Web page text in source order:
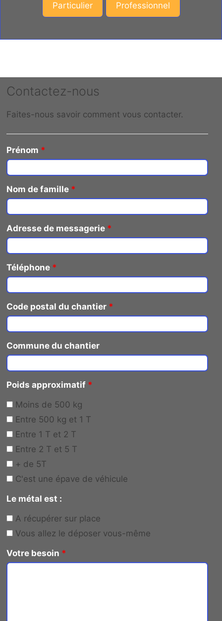
Particulier Professionnel
Contactez-nous
Faites-nous savoir comment vous contacter.
Prénom *
Nom de famille *
Adresse de messagerie *
Téléphone *
Code postal du chantier *
Commune du chantier
Poids approximatif *
Moins de 500 kg
Entre 500 kg et 1 T
Entre 1 T et 2 T
Entre 2 T et 5 T
+ de 5T
C'est une épave de véhicule
Le métal est :
A récupérer sur place
Vous allez le déposer vous-même
Votre besoin *